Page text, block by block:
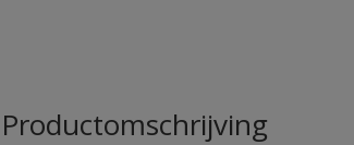
Productomschrijving